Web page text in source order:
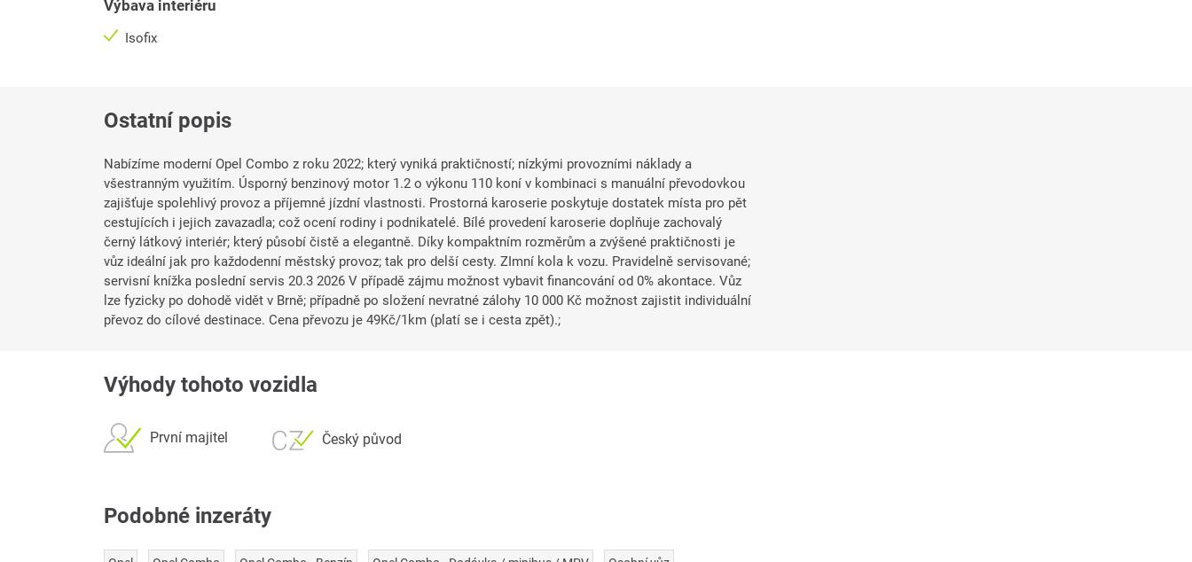
Výbava interiéru
Isofix
Ostatní popis
Nabízíme moderní Opel Combo z roku 2022; který vyniká praktičností; nízkými provozními náklady a
všestranným využitím. Úsporný benzinový motor 1.2 o výkonu 110 koní v kombinaci s manuální převodovkou
zajišťuje spolehlivý provoz a příjemné jízdní vlastnosti. Prostorná karoserie poskytuje dostatek místa pro pět
cestujících i jejich zavazadla; což ocení rodiny i podnikatelé. Bílé provedení karoserie doplňuje zachovalý
černý látkový interiér; který působí čistě a elegantně. Díky kompaktním rozměrům a zvýšené praktičnosti je
vůz ideální jak pro každodenní městský provoz; tak pro delší cesty. ZImní kola k vozu. Pravidelně servisované;
servisní knížka poslední servis 20.3 2026 V případě zájmu možnost vybavit financování od 0% akontace. Vůz
lze fyzicky po dohodě vidět v Brně; případně po složení nevratné zálohy 10 000 Kč možnost zajistit individuální
převoz do cílové destinace. Cena převozu je 49Kč/1km (platí se i cesta zpět).;
Výhody tohoto vozidla
První majitel Český původ
Podobné inzeráty